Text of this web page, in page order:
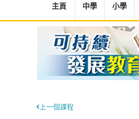
主頁 中學 小學
上一個課程